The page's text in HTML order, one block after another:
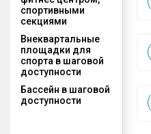
спортивными
секциями
Внеквартальные
площадки для
спорта в шаговой
доступности
Бассейн в шаговой
доступности